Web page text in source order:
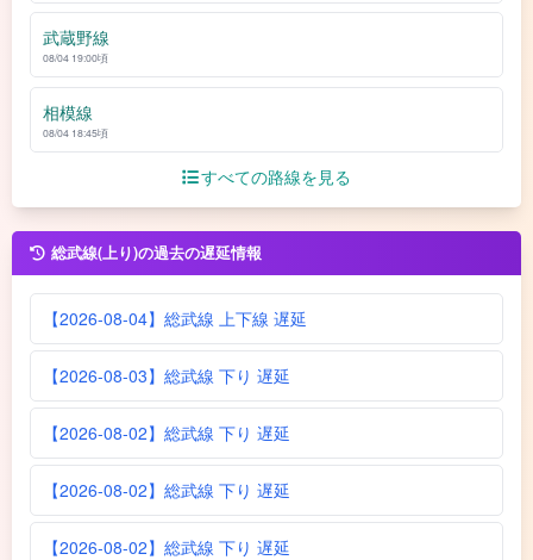
武蔵野線
08/04 19:00頃
相模線
08/04 18:45頃
すべての路線を見る
総武線(上り)の過去の遅延情報
【2026-08-04】総武線 上下線 遅延
【2026-08-03】総武線 下り 遅延
【2026-08-02】総武線 下り 遅延
【2026-08-02】総武線 下り 遅延
【2026-08-02】総武線 下り 遅延